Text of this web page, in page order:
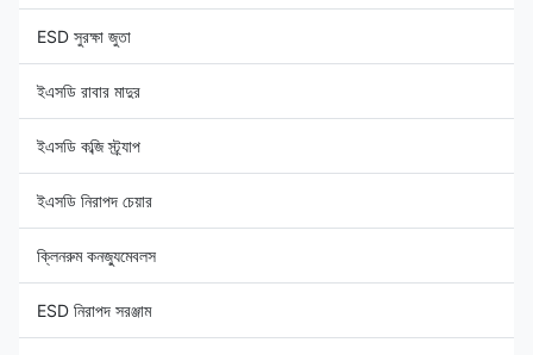
ESD সুরক্ষা জুতা
ইএসডি রাবার মাদুর
ইএসডি কব্জি স্ট্র্যাপ
ইএসডি নিরাপদ চেয়ার
ক্লিনরুম কনজ্যুমেবলস
ESD নিরাপদ সরঞ্জাম